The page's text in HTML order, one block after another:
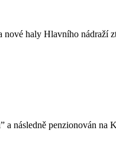
haly Hlavního nádraží
následně penzionován na